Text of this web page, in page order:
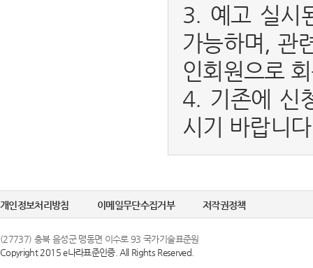
3. 예고 실시
가능하며, 관
인회원으로
4. 기존에 신
시기 바랍니
개인정보처리방침 이메일무단수집거부 저작권정책
(27737) 충북 음성군 맹동면 이수로 93 국가기술표준원
Copyright 2015 e나라표준인증. All Rights Reserved.